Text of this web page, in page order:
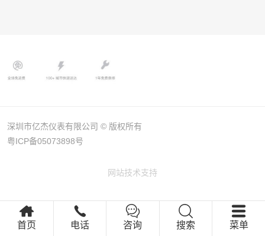
首页 电话 咨询 搜索 菜单
深圳市亿杰仪表有限公司 © 版权所有
粤ICP备05073898号
网站技术支持